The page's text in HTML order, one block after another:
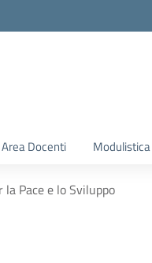
Area Docenti
Pace e lo Sviluppo